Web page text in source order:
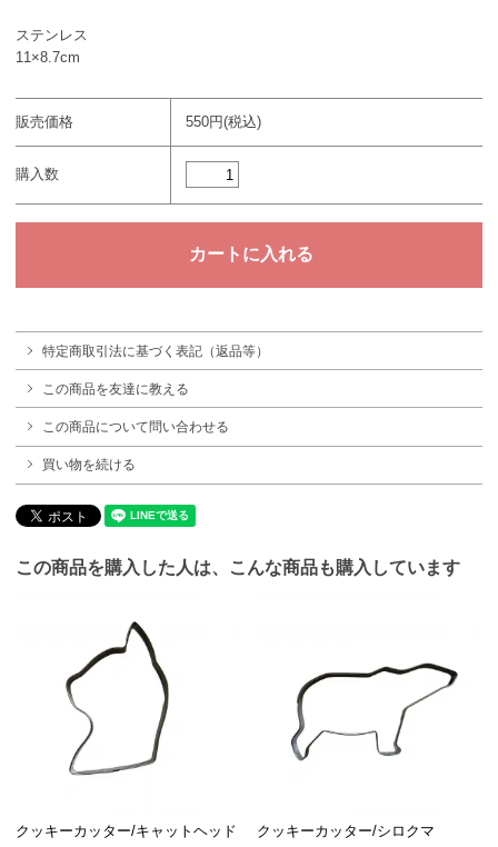
ステンレス
11×8.7cm
販売価格 550円(税込)
購入数
特定商取引法に基づく表記（返品等）
この商品を友達に教える
この商品について問い合わせる
買い物を続ける
この商品を購入した人は、こんな商品も購入しています
クッキーカッター/キャットヘッド クッキーカッター/シロクマ